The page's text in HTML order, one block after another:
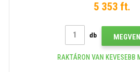
5 353 ft.
db
RAKTÁRON VAN KEVESEBB